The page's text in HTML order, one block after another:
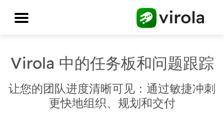
Virola 中的任务板和问题跟踪
让您的团队进度清晰可见：通过敏捷冲刺
更快地组织、规划和交付